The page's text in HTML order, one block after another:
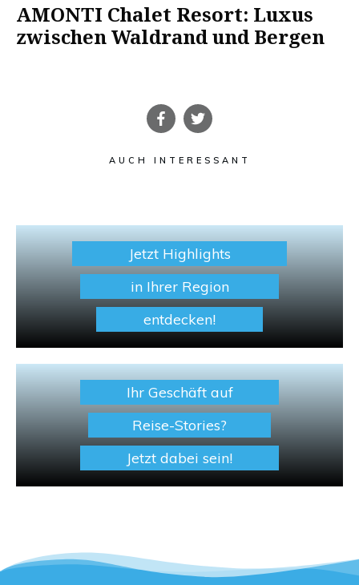
AMONTI Chalet Resort: Luxus
zwischen Waldrand und Bergen
AUCH INTERESSANT
Jetzt Highlights
in Ihrer Region
entdecken!
Ihr Geschäft auf
Reise-Stories?
Jetzt dabei sein!